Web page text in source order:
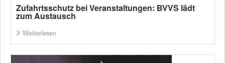
Zufahrtsschutz bei Veranstaltungen: BVVS lädt
zum Austausch
Weiterlesen